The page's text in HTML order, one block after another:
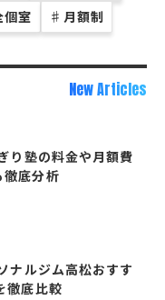
個室 ♯ 月額制
New Articles
り塾の料金や月額費
徹底分析
ナルジム高松おすす
徹底比較